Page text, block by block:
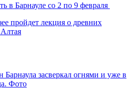
в Барнауле со 2 по 9 февраля
пройдет лекция о древних
засверкал огнями и уже в
Фото